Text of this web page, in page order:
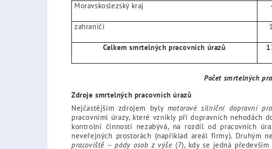
Moravskoslezský kraj
zahraničí
Celkem smrtelných pracovních úrazů
Počet smrtelných
Zdroje smrtelných pracovních úrazů
Nejčastějším zdrojem byly motorové silniční dopravní
pracovními úrazy, které vznikly při dopravních nehodách
kontrolní činnosti nezabývá, na rozdíl od pracovních
neveřejných prostorách (například areál firmy). Druhým
pracoviště – pády osob z výše (7), kdy se jedná